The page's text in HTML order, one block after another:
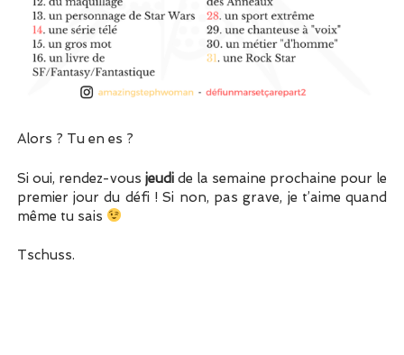
Alors ? Tu en es ?
Si oui, rendez-vous jeudide la semaine prochaine pour le
premier jour du défi ! Si non, pas grave, je t’aime quand
même tu sais
Tschuss.